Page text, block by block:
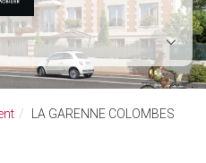
LA GARENNE COLOMBES